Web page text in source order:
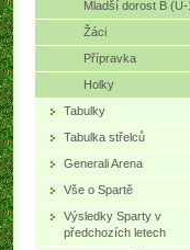
Mladší dorost B (U-
Žáci
Přípravka
Holky
Tabulky
Tabulka střelců
Generali Arena
Vše o Spartě
Výsledky Sparty v
předchozích letech